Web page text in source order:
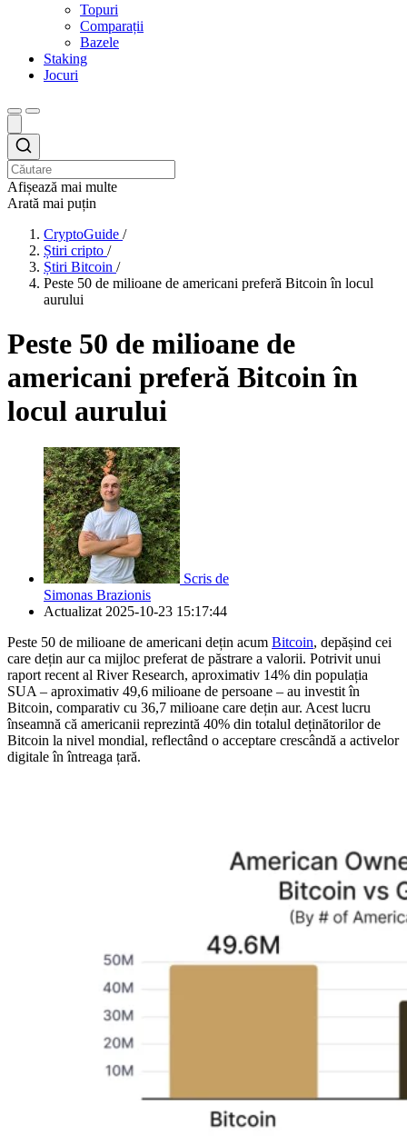
Topuri
Comparații
Bazele
Staking
Jocuri
Afișează mai multe
Arată mai puțin
CryptoGuide /
Știri cripto /
Știri Bitcoin /
Peste 50 de milioane de americani preferă Bitcoin în locul
aurului
Peste 50 de milioane de
americani preferă Bitcoin în
locul aurului
Scris de
Simonas Brazionis
Actualizat 2025-10-23 15:17:44
Peste 50 de milioane de americani dețin acum Bitcoin, depășind cei
care dețin aur ca mijloc preferat de păstrare a valorii. Potrivit unui
raport recent al River Research, aproximativ 14% din populația
SUA – aproximativ 49,6 milioane de persoane – au investit în
Bitcoin, comparativ cu 36,7 milioane care dețin aur. Acest lucru
înseamnă că americanii reprezintă 40% din totalul deținătorilor de
Bitcoin la nivel mondial, reflectând o acceptare crescândă a activelor
digitale în întreaga țară.